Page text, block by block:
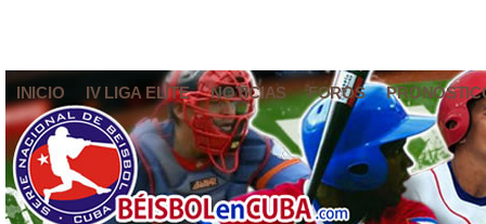
INICIO IV LIGA ELITE NOTICIAS FOROS